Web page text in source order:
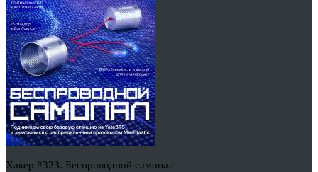
Хакер #323. Беспроводной самопал